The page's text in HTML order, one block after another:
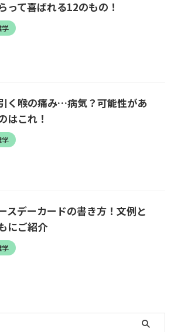
って喜ばれる12のもの！
学
く喉の痛み…病気？可能性があ
はこれ！
学
スデーカードの書き方！文例と
にご紹介
学